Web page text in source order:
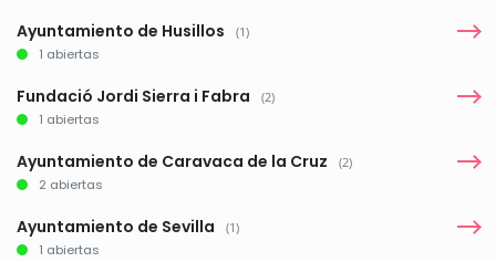
Ayuntamiento de Husillos (1)
1 abiertas
Fundació Jordi Sierra i Fabra (2)
1 abiertas
Ayuntamiento de Caravaca de la Cruz (2)
2 abiertas
Ayuntamiento de Sevilla (1)
1 abiertas